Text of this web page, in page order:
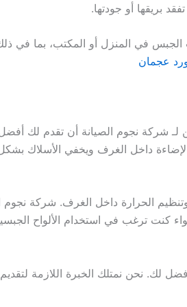
بريقها أو جودتها.
في المنزل أو المكتب، بما في
عجمان
شركة نجوم الصيانة أن تقدم لك أفضل
داخل الغرف ويخفي الأسلاك
الحرارة داخل الغرف. شركة نجوم
ترغب في استخدام الألواح الجبسية
لك. نحن نمتلك الخبرة اللازمة